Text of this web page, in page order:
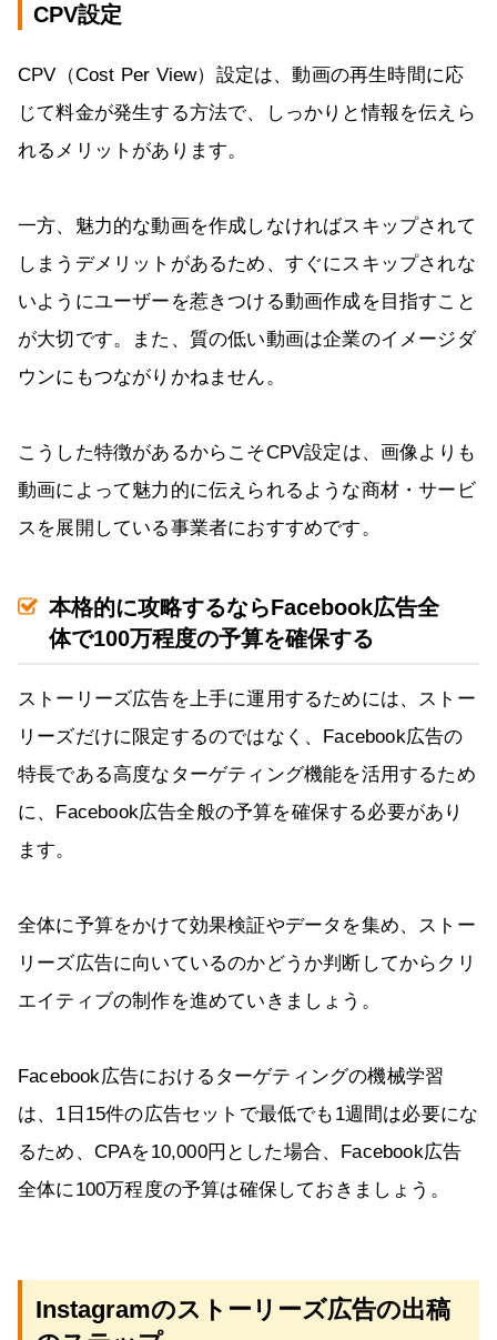
CPV設定
CPV（Cost Per View）設定は、動画の再生時間に応
じて料金が発生する方法で、しっかりと情報を伝えら
れるメリットがあります。
一方、魅力的な動画を作成しなければスキップされて
しまうデメリットがあるため、すぐにスキップされな
いようにユーザーを惹きつける動画作成を目指すこと
が大切です。また、質の低い動画は企業のイメージダ
ウンにもつながりかねません。
こうした特徴があるからこそCPV設定は、画像よりも
動画によって魅力的に伝えられるような商材・サービ
スを展開している事業者におすすめです。
本格的に攻略するならFacebook広告全
体で100万程度の予算を確保する
ストーリーズ広告を上手に運用するためには、ストー
リーズだけに限定するのではなく、Facebook広告の
特長である高度なターゲティング機能を活用するため
に、Facebook広告全般の予算を確保する必要があり
ます。
全体に予算をかけて効果検証やデータを集め、ストー
リーズ広告に向いているのかどうか判断してからクリ
エイティブの制作を進めていきましょう。
Facebook広告におけるターゲティングの機械学習
は、1日15件の広告セットで最低でも1週間は必要にな
るため、CPAを10,000円とした場合、Facebook広告
全体に100万程度の予算は確保しておきましょう。
Instagramのストーリーズ広告の出稿